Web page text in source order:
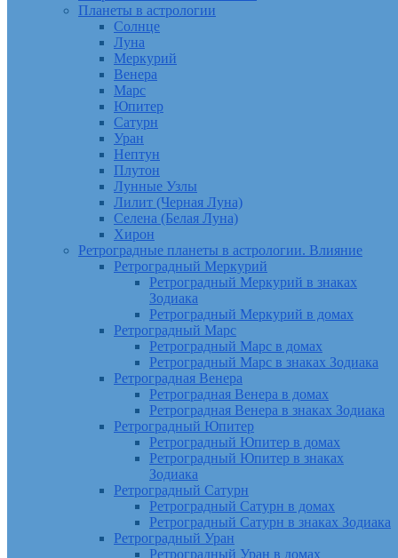
Планеты в астрологии
Солнце
Луна
Меркурий
Венера
Марс
Юпитер
Сатурн
Уран
Нептун
Плутон
Лунные Узлы
Лилит (Черная Луна)
Селена (Белая Луна)
Хирон
Ретроградные планеты в астрологии. Влияние
Ретроградный Меркурий
Ретроградный Меркурий в знаках
Зодиака
Ретроградный Меркурий в домах
Ретроградный Марс
Ретроградный Марс в домах
Ретроградный Марс в знаках Зодиака
Ретроградная Венера
Ретроградная Венера в домах
Ретроградная Венера в знаках Зодиака
Ретроградный Юпитер
Ретроградный Юпитер в домах
Ретроградный Юпитер в знаках
Зодиака
Ретроградный Сатурн
Ретроградный Сатурн в домах
Ретроградный Сатурн в знаках Зодиака
Ретроградный Уран
Ретроградный Уран в домах